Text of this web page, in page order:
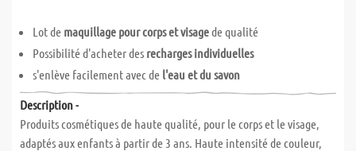
Lot de maquillage pour corps et visagede qualité
Possibilité d'acheter des recharges individuelles
s'enlève facilement avec de l'eau et du savon
Description -
Produits cosmétiques de haute qualité, pour le corps et le visage,
adaptés aux enfants à partir de 3 ans. Haute intensité de couleur,